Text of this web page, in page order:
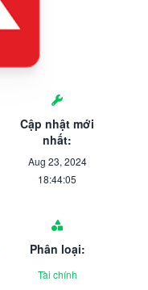
Cập nhật mới
nhất:
Aug 23, 2024
18:44:05
Phân loại:
Tài chính